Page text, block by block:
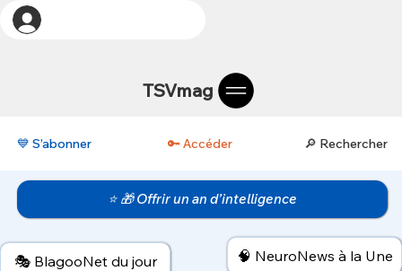
TSVmag
💙 S’abonner 🔑 Accéder 🔎 Rechercher
🎭 BlagooNet du jour
⭐ 🎁 Offrir un an d’intelligence
🧠 NeuroNews à la Une